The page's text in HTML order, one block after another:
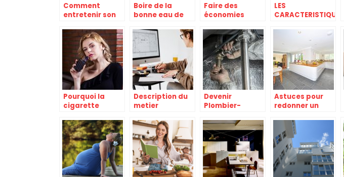
Comment
entretenir son
Boire de la
bonne eau de
comment faire ?
Faire des
économies
cigarette.
LES
CARACTERISTIQUES
D’UNE SALLE DE
BAIN
Pourquoi la
cigarette
est-elle
efficace pour un
sevrage
tabagique ?
Description du
metier
d’interieur et les
etudes
correspondantes
Devenir
Plombier-
metier, salaire,
formation
Astuces pour
redonner un
l’interieur de
votre maison